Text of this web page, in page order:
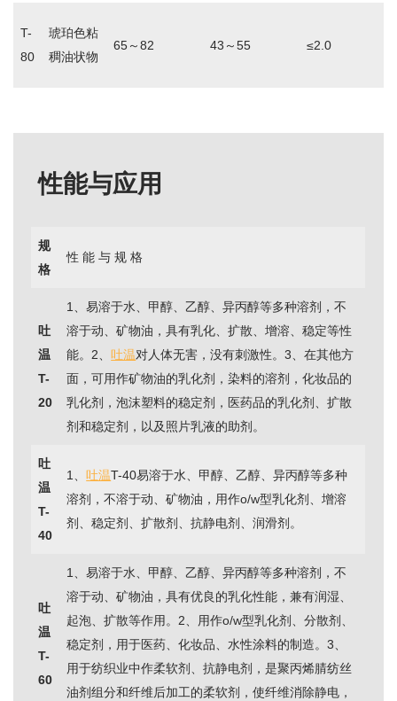
T-
80
琥珀色粘
稠油状物
65～82 43～55 ≤2.0
性能与应用
规
格
性 能 与 规 格
吐
温
T-
20
1、易溶于水、甲醇、乙醇、异丙醇等多种溶剂，不
溶于动、矿物油，具有乳化、扩散、增溶、稳定等性
能。2、吐温对人体无害，没有刺激性。3、在其他方
面，可用作矿物油的乳化剂，染料的溶剂，化妆品的
乳化剂，泡沫塑料的稳定剂，医药品的乳化剂、扩散
剂和稳定剂，以及照片乳液的助剂。
吐
温
T-
40
1、吐温T-40易溶于水、甲醇、乙醇、异丙醇等多种
溶剂，不溶于动、矿物油，用作o/w型乳化剂、增溶
剂、稳定剂、扩散剂、抗静电剂、润滑剂。
吐
温
T-
60
1、易溶于水、甲醇、乙醇、异丙醇等多种溶剂，不
溶于动、矿物油，具有优良的乳化性能，兼有润湿、
起泡、扩散等作用。2、用作o/w型乳化剂、分散剂、
稳定剂，用于医药、化妆品、水性涂料的制造。3、
用于纺织业中作柔软剂、抗静电剂，是聚丙烯腈纺丝
油剂组分和纤维后加工的柔软剂，使纤维消除静电，